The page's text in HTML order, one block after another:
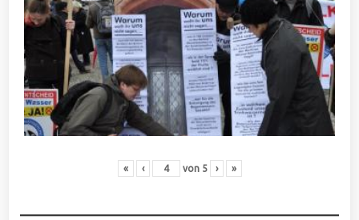
« ‹ von 5 › »